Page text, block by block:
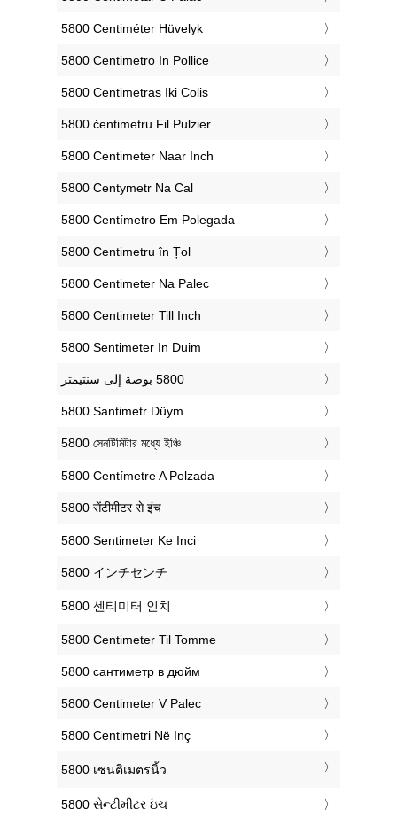
‎5800 Centiméter Hüvelyk
‎5800 Centimetro In Pollice
‎5800 Centimetras Iki Colis
‎5800 ċentimetru Fil Pulzier
‎5800 Centimeter Naar Inch
‎5800 Centymetr Na Cal
‎5800 Centímetro Em Polegada
‎5800 Centimetru în Țol
‎5800 Centimeter Na Palec
‎5800 Centimeter Till Inch
‎5800 Sentimeter In Duim
‎5800 Santimetr Düym
‎5800 সেনটিমিটার মধ্যে ইঞ্চি
‎5800 Centímetre A Polzada
‎5800 सेंटीमीटर से इंच
‎5800 Sentimeter Ke Inci
‎5800 インチセンチ
‎5800 센티미터 인치
‎5800 Centimeter Til Tomme
‎5800 сантиметр в дюйм
‎5800 Centimeter V Palec
‎5800 Centimetri Në Inç
‎5800 เซนติเมตรนิ้ว
‎5800 સેન્ટીમીટર ઇંચ